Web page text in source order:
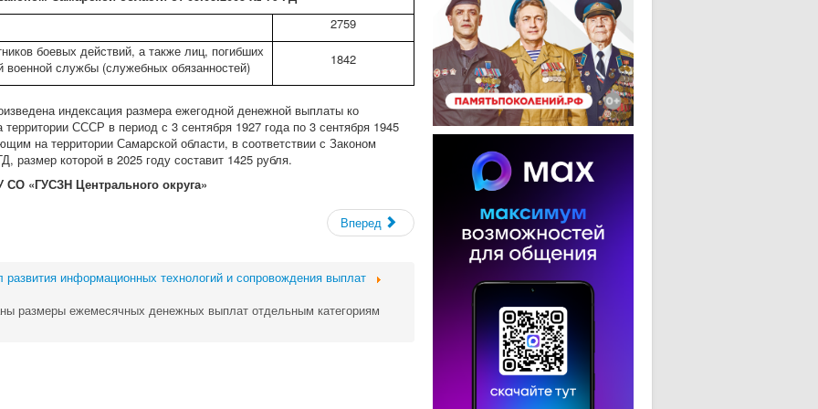
2759
боевых действий, а также лиц, погибших
военной службы (служебных обязанностей)
1842
индексация размера ежегодной денежной выплаты ко
СССР в период с 3 сентября 1927 года по 3 сентября 1945
на территории Самарской области, в соответствии с Законом
размер которой в 2025 году составит 1425 рубля.
СО «ГУСЗН Центрального округа»
Вперед
развития информационных технологий и сопровождения выплат
размеры ежемесячных денежных выплат отдельным категориям